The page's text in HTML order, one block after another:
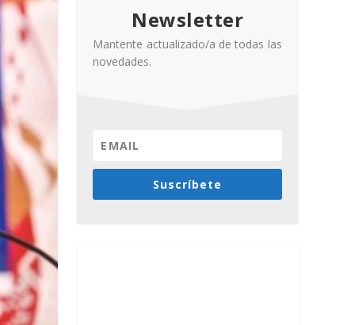
Newsletter
Mantente actualizado/a de todas las
novedades.
Suscríbete